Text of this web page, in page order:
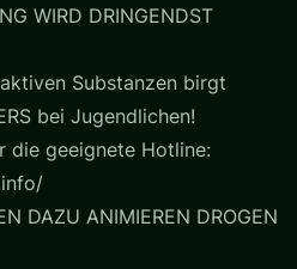
WIRD DRINGENDST
Substanzen birgt
bei Jugendlichen!
die geeignete Hotline:
DAZU ANIMIEREN DROGEN